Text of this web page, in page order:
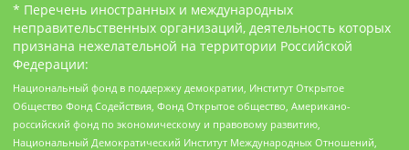
* Перечень иностранных и международных
неправительственных организаций, деятельность которых
признана нежелательной на территории Российской
Федерации:
Национальный фонд в поддержку демократии, Институт Открытое
Общество Фонд Содействия, Фонд Открытое общество, Американо-
российский фонд по экономическому и правовому развитию,
Национальный Демократический Институт Международных Отношений,